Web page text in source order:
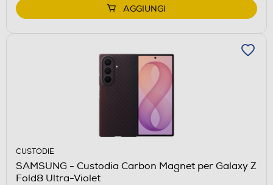
AGGIUNGI
CUSTODIE
SAMSUNG - Custodia Carbon Magnet per Galaxy Z
Fold8 Ultra-Violet